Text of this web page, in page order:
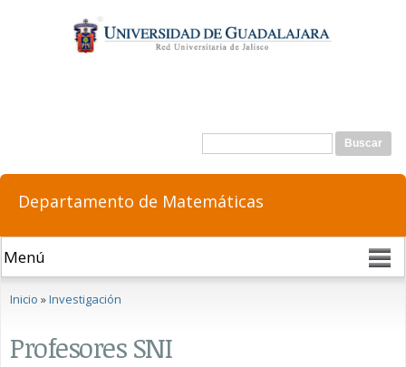
contenido
principal
Formulario de búsqueda
Buscar
Departamento de Matemáticas
Se encuentra usted aquí
Inicio »Investigación
Profesores SNI